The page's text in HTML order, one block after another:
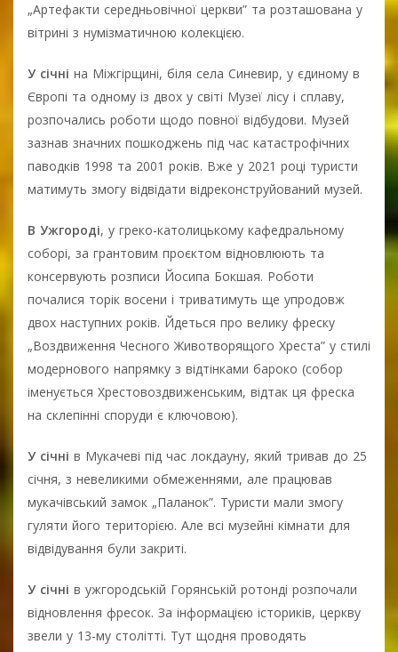
„Артефакти середньовічної церкви” та розташована у
вітрині з нумізматичною колекцією.
У січні на Міжгірщині, біля села Синевир, у єдиному в
Європі та одному із двох у світі Музеї лісу і сплаву,
розпочались роботи щодо повної відбудови. Музей
зазнав значних пошкоджень під час катастрофічних
паводків 1998 та 2001 років. Вже у 2021 році туристи
матимуть змогу відвідати відреконструйований музей.
В Ужгороді, у греко-католицькому кафедральному
соборі, за грантовим проєктом відновлюють та
консервують розписи Йосипа Бокшая. Роботи
почалися торік восени і триватимуть ще упродовж
двох наступних років. Йдеться про велику фреску
„Воздвиження Чесного Животворящого Хреста” у стилі
модернового напрямку з відтінками бароко (собор
іменується Хрестовоздвиженським, відтак ця фреска
на склепінні споруди є ключовою).
У січні в Мукачеві під час локдауну, який тривав до 25
січня, з невеликими обмеженнями, але працював
мукачівський замок „Паланок”. Туристи мали змогу
гуляти його територією. Але всі музейні кімнати для
відвідування були закриті.
У січні в ужгородській Горянській ротонді розпочали
відновлення фресок. За інформацією істориків, церкву
звели у 13-му столітті. Тут щодня проводять